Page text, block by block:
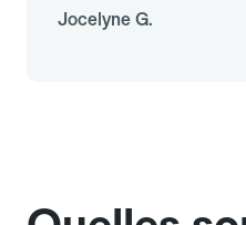
Jocelyne G.